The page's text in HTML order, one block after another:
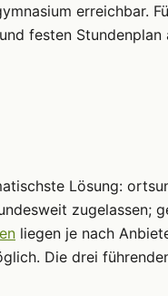
erreichbar.
festen Stundenplan
Lösung:
zugelassen;
liegen je nach
Die drei